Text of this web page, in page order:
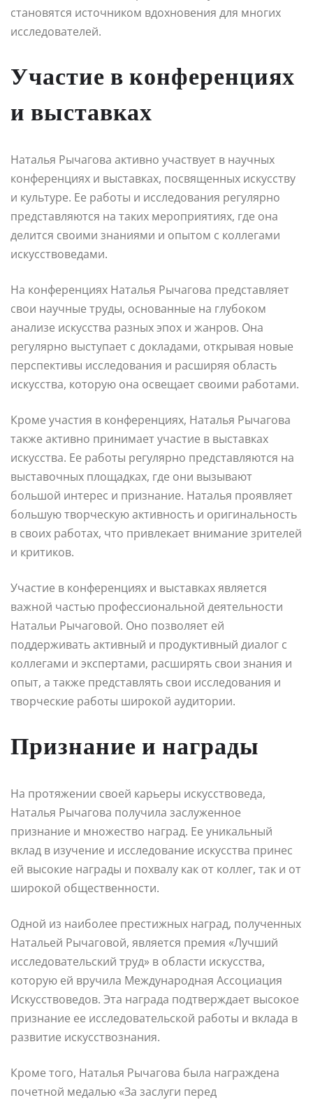
становятся источником вдохновения для многих
исследователей.
Участие в конференциях
и выставках
Наталья Рычагова активно участвует в научных
конференциях и выставках, посвященных искусству
и культуре. Ее работы и исследования регулярно
представляются на таких мероприятиях, где она
делится своими знаниями и опытом с коллегами
искусствоведами.
На конференциях Наталья Рычагова представляет
свои научные труды, основанные на глубоком
анализе искусства разных эпох и жанров. Она
регулярно выступает с докладами, открывая новые
перспективы исследования и расширяя область
искусства, которую она освещает своими работами.
Кроме участия в конференциях, Наталья Рычагова
также активно принимает участие в выставках
искусства. Ее работы регулярно представляются на
выставочных площадках, где они вызывают
большой интерес и признание. Наталья проявляет
большую творческую активность и оригинальность
в своих работах, что привлекает внимание зрителей
и критиков.
Участие в конференциях и выставках является
важной частью профессиональной деятельности
Натальи Рычаговой. Оно позволяет ей
поддерживать активный и продуктивный диалог с
коллегами и экспертами, расширять свои знания и
опыт, а также представлять свои исследования и
творческие работы широкой аудитории.
Признание и награды
На протяжении своей карьеры искусствоведа,
Наталья Рычагова получила заслуженное
признание и множество наград. Ее уникальный
вклад в изучение и исследование искусства принес
ей высокие награды и похвалу как от коллег, так и от
широкой общественности.
Одной из наиболее престижных наград, полученных
Натальей Рычаговой, является премия «Лучший
исследовательский труд» в области искусства,
которую ей вручила Международная Ассоциация
Искусствоведов. Эта награда подтверждает высокое
признание ее исследовательской работы и вклада в
развитие искусствознания.
Кроме того, Наталья Рычагова была награждена
почетной медалью «За заслуги перед